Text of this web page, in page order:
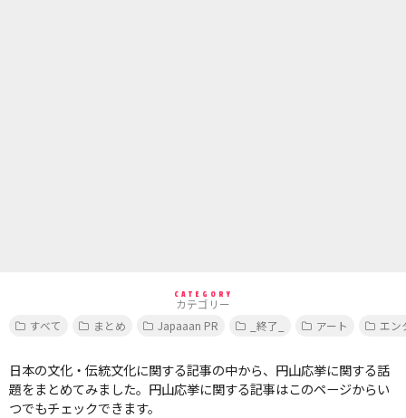
CATEGORY
カテゴリー
すべて
まとめ Japaaan PR _終了_ アート エン
日本の文化・伝統文化に関する記事の中から、円山応挙に関する話
題をまとめてみました。円山応挙に関する記事はこのページからい
つでもチェックできます。